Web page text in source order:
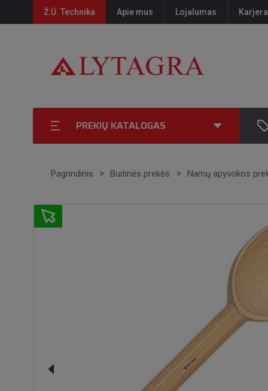
Ž.Ū. Technika Apie mus Lojalumas Karjera
PREKIŲ KATALOGAS
Pagrindinis Buitinės prekės Namų apyvokos